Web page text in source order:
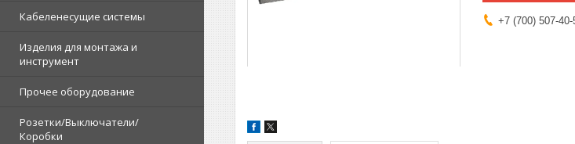
Кабеленесущие системы
Изделия для монтажа и
инструмент
Прочее оборудование
Розетки/Выключатели/
Коробки
+7 (700) 507-40-